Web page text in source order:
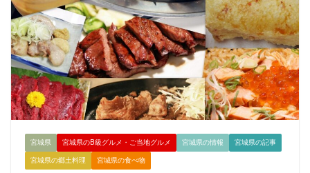
宮城県 宮城県のB級グルメ・ご当地グルメ 宮城県の情報 宮城県の記事
宮城県の郷土料理 宮城県の食べ物